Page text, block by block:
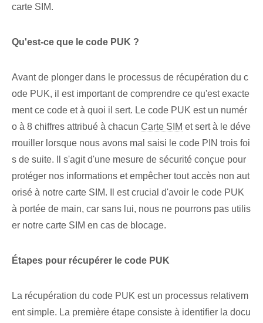
carte SIM.
Qu'est-ce que le code PUK ?
Avant de plonger dans le processus de récupération du c
ode PUK, il est important de comprendre ce qu'est exacte
ment ce code et à quoi il sert. Le code PUK ⁤est un numér
o à 8 chiffres⁣ attribué à chacun⁣ Carte SIM et sert à le déve
rrouiller lorsque nous avons mal saisi le code PIN trois foi
s de suite. Il s'agit d'une mesure de sécurité conçue pour
protéger nos informations et empêcher tout accès non aut
orisé à notre carte SIM. Il est crucial d'avoir le code PUK
à portée de main, car sans lui, nous ne pourrons pas utilis
er notre carte SIM en cas de blocage.
Étapes pour récupérer le code PUK
La récupération du code PUK est un processus relativem
ent simple. La première étape consiste à identifier la docu